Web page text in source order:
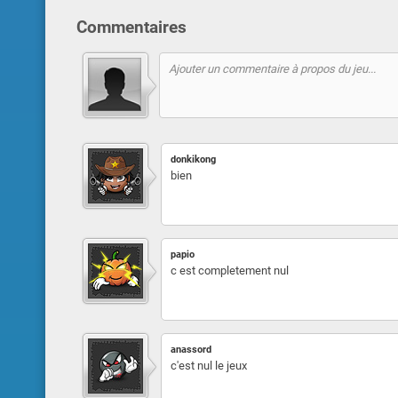
Commentaires
donkikong
bien
papio
c est completement nul
anassord
c'est nul le jeux